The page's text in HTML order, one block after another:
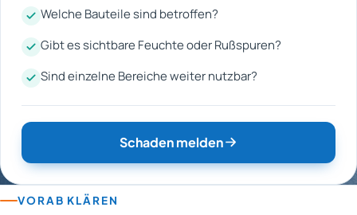
Welche Bauteile sind betroffen?
Gibt es sichtbare Feuchte oder Rußspuren?
Sind einzelne Bereiche weiter nutzbar?
Schaden melden
VORAB KLÄREN